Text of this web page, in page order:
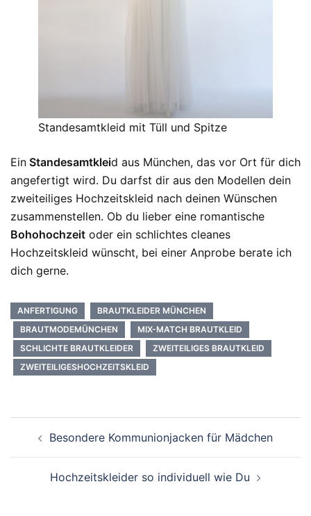
Standesamtkleid mit Tüll und Spitze
Ein Standesamtkleid aus München, das vor Ort für dich
angefertigt wird. Du darfst dir aus den Modellen dein
zweiteiliges Hochzeitskleid nach deinen Wünschen
zusammenstellen. Ob du lieber eine romantische
Bohohochzeit oder ein schlichtes cleanes
Hochzeitskleid wünscht, bei einer Anprobe berate ich
dich gerne.
ANFERTIGUNG
BRAUTKLEIDER MÜNCHEN
BRAUTMODEMÜNCHEN
MIX-MATCH BRAUTKLEID
SCHLICHTE BRAUTKLEIDER
ZWEITEILIGES BRAUTKLEID
ZWEITEILIGESHOCHZEITSKLEID
Besondere Kommunionjacken für Mädchen
Hochzeitskleider so individuell wie Du